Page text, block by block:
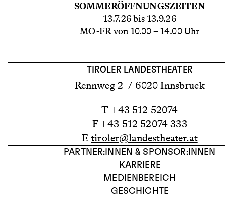
SOMMERÖFFNUNGSZEITEN
13.7.26 bis 13.9.26
MO-FR von 10.00 – 14.00 Uhr
TIROLER LANDESTHEATER
Rennweg 2 / 6020 Innsbruck
T +43 512 52074
F +43 512 52074 333
Etiroler@landestheater.at
PARTNER:INNEN & SPONSOR:INNEN
KARRIERE
MEDIENBEREICH
GESCHICHTE